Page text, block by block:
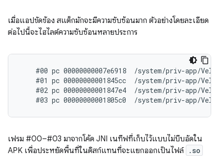
เมื่อแอปขัดข้อง สแต็กมักจะมีความซับซ้อนมาก ตัวอย่างโดยละเอียด
ต่อไปนี้จะไฮไลต์ความซับซ้อนหลายประการ
#00 pc 00000000007e6918  /system/priv-app/
#01 pc 00000000001845cc  /system/priv-app/
#02 pc 00000000001847e4  /system/priv-app/
เฟรม #00–#03 มาจากโค้ด JNI เนทีฟที่เก็บไว้แบบไม่บีบอัดใน
APK เพื่อประหยัดพื้นที่ในดิสก์แทนที่จะแยกออกเป็นไฟล์ .so